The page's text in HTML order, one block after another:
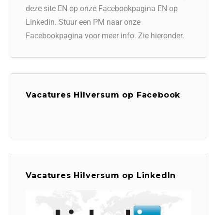
deze site EN op onze Facebookpagina EN op
Linkedin. Stuur een PM naar onze
Facebookpagina voor meer info. Zie hieronder.
Vacatures Hilversum op Facebook
Vacatures Hilversum op LinkedIn